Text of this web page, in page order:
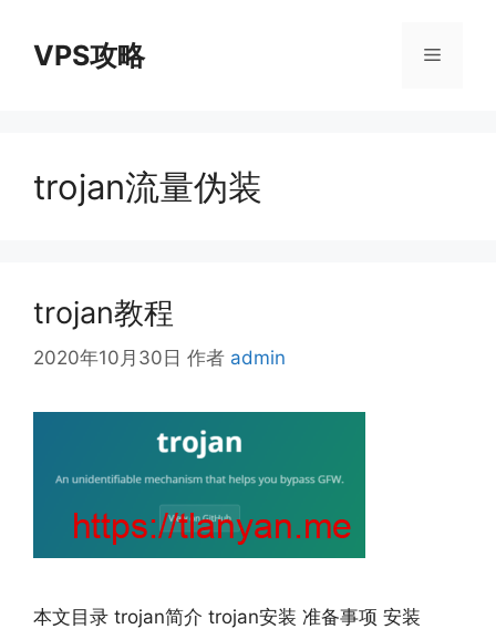
VPS攻略 菜
trojan流量伪装
trojan教程
2020年10月30日 作者 admin
本文目录 trojan简介 trojan安装 准备事项 安装